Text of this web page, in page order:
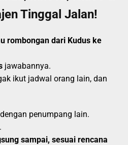
Tinggal Jalan!
rombongan dari Kudus ke
jawabannya.
ikut jadwal orang lain, dan
penumpang lain.
sampai, sesuai rencana